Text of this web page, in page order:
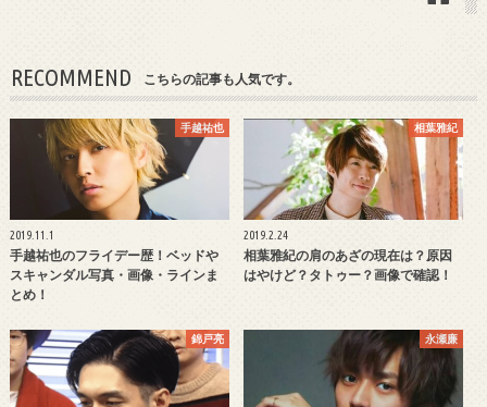
RECOMMEND こちらの記事も人気です。
手越祐也
2019.11.1
手越祐也のフライデー歴！ベッドや
スキャンダル写真・画像・ラインま
とめ！
相葉雅紀
2019.2.24
相葉雅紀の肩のあざの現在は？原因
はやけど？タトゥー？画像で確認！
錦戸亮 永瀬廉